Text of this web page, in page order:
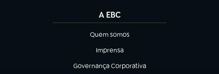
A EBC
Quem somos
(abre em nova aba)
Imprensa
(abre em nova aba)
Governança Corporativa
(abre em nova aba)